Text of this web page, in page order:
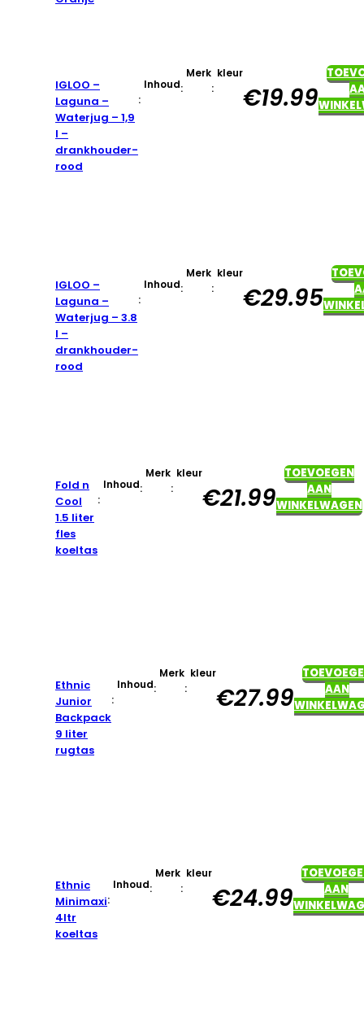
IGLOO –
Laguna –
Waterjug – 1,9
l –
drankhouder-
rood
Inhoud
:
Merk
:
kleur
:
€19.99
IGLOO –
Laguna –
Waterjug – 3.8
l –
drankhouder-
rood
Inhoud
:
Merk
:
kleur
:
€29.95
Fold n
Cool
1.5 liter
fles
koeltas
Inhoud
:
Merk
:
kleur
:
€21.99
TOEVOEGEN
AAN
WINKELWAGEN
Ethnic
Junior
Backpack
9 liter
rugtas
Inhoud
:
Merk
:
kleur
:
€27.99
AAN
Ethnic
Minimaxi
4ltr
koeltas
Inhoud
:
Merk
:
kleur
:
€24.99
AAN